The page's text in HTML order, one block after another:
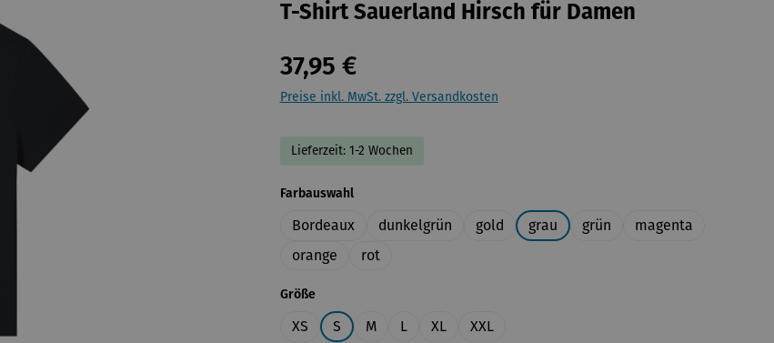
T-Shirt Sauerland Hirsch für Damen
37,95 €
Preise inkl. MwSt. zzgl. Versandkosten
Lieferzeit: 1-2 Wochen
Farbauswahlauswählen
Bordeaux dunkelgrün gold grau grün
magenta
orange
rot
Größeauswählen
XS S M L XL XXL